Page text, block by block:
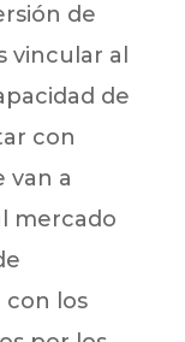
de
vincular al
de
con
van a
mercado
los